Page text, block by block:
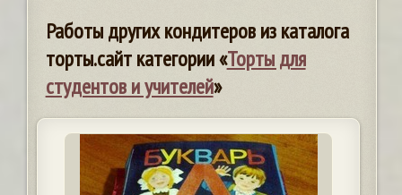
Работы других кондитеров из каталога
торты.сайт категории «Торты для
студентов и учителей»